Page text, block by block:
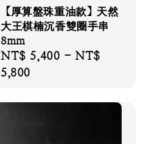
【厚算盤珠重油款】天然
大王棋楠沉香雙圈手串
8mm
Regular
price
NT$ 5,400 -NT$
5,800